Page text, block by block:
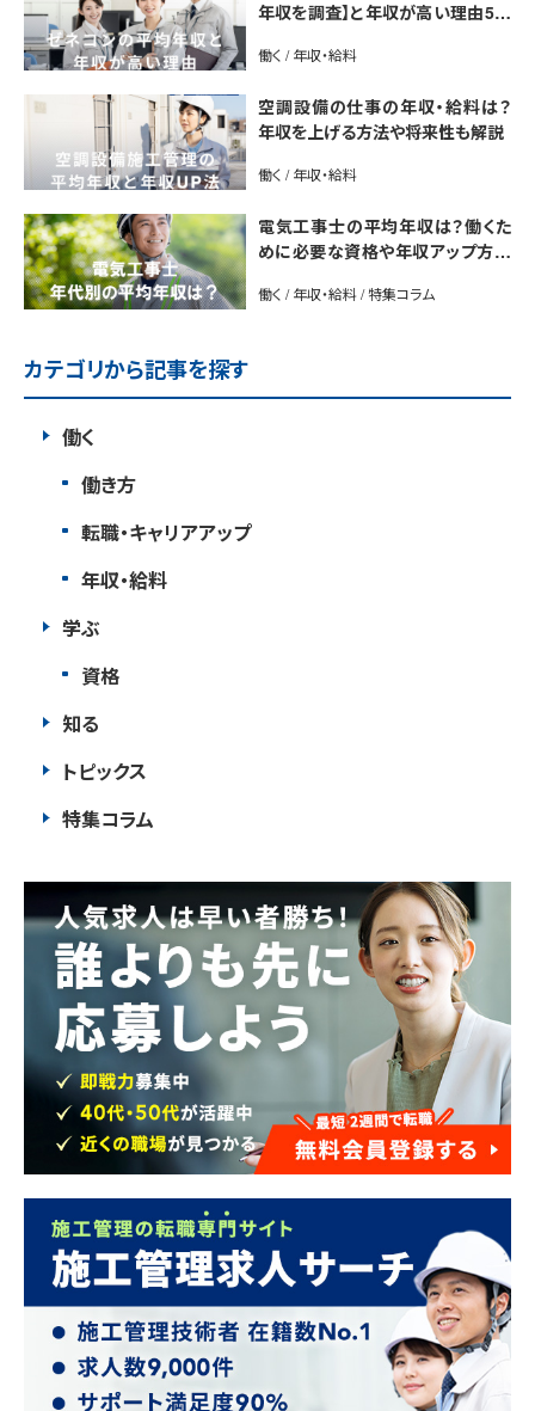
年収を調査】と年収が高い理由5選
働く / 年収・給料
空調設備の仕事の年収・給料は？
年収を上げる方法や将来性も解説
働く / 年収・給料
電気工事士の平均年収は？働くた
めに必要な資格や年収アップ方法
働く / 年収・給料 / 特集コラム
カテゴリから記事を探す
働く
働き方
転職・キャリアアップ
年収・給料
学ぶ
資格
知る
トピックス
特集コラム